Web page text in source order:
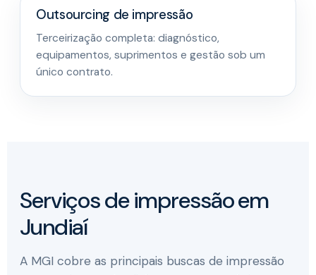
Outsourcing de impressão
Terceirização completa: diagnóstico,
equipamentos, suprimentos e gestão sob um
único contrato.
Serviços de impressão em
Jundiaí
A MGI cobre as principais buscas de impressão